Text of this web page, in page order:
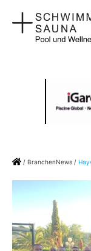
Inhalt
springen
Home
/ BranchenNews /